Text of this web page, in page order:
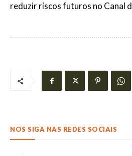
reduzir riscos futuros no Canal
NOS SIGA NAS REDES SOCIAIS